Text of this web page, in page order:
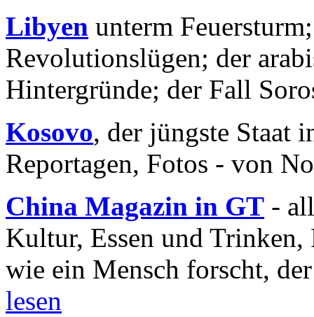
Libyen unterm
Revolutionslügen; der
Hintergründe; der Fall
Kosovo, der jüngste Staat
Reportagen, Fotos - von
China Magazin in GT -
Kultur, Essen und
wie ein Mensch forscht,
lesen